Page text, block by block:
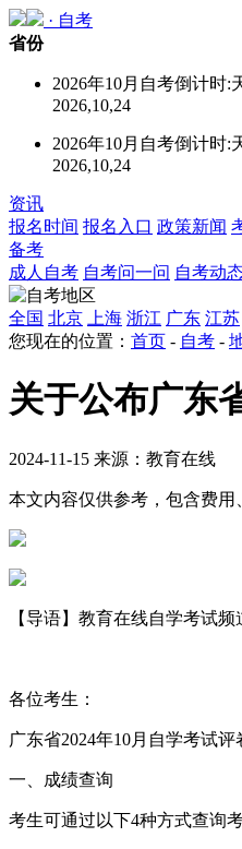
· 自考
省份
2026年10月自考倒计时:
2026,10,24
2026年10月自考倒计时:
2026,10,24
资讯
报名时间 报名入口 政策新闻
备考
成人自考 自考问一问 自考动
全国 北京 上海 浙江 广东 江苏
您现在的位置： 首页 - 自考 -
关于公布广东
2024-11-15 来源：教育在线
本文内容仅供参考，包含费用
【导语】教育在线自学考试
各位考生：
广东省2024年10月自学考试
一、成绩查询
考生可通过以下4种方式查询考